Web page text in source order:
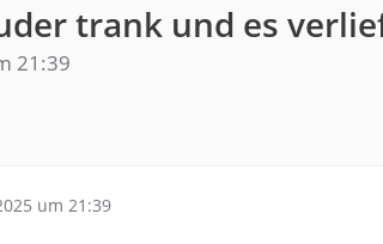
trank und es
21:39
um 21:39